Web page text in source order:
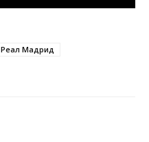
Реал Мадрид